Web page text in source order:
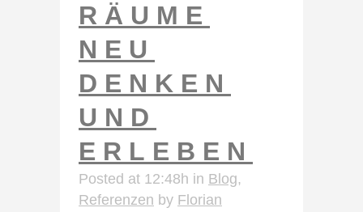
RÄUME
NEU
DENKEN
UND
ERLEBEN
Posted at 12:48h in Blog,
Referenzen by Florian